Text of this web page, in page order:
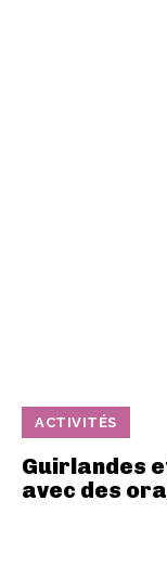
ACTIVITÉS
Guirlandes
avec des